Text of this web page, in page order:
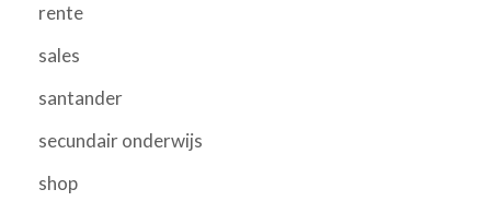
rente
sales
santander
secundair onderwijs
shop